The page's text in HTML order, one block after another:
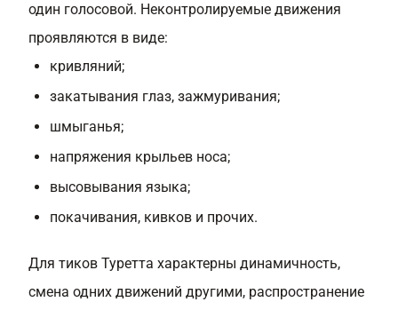
один голосовой. Неконтролируемые движения
проявляются в виде:
кривляний;
закатывания глаз, зажмуривания;
шмыганья;
напряжения крыльев носа;
высовывания языка;
покачивания, кивков и прочих.
Для тиков Туретта характерны динамичность,
смена одних движений другими, распространение